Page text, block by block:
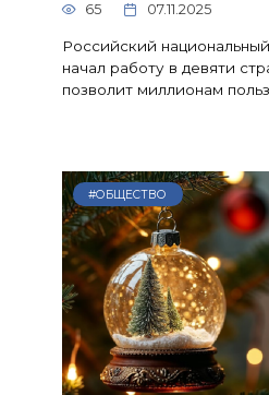
65 07.11.2025
Российский
начал работу в девяти
позволит миллионам
#ОБЩЕСТВО